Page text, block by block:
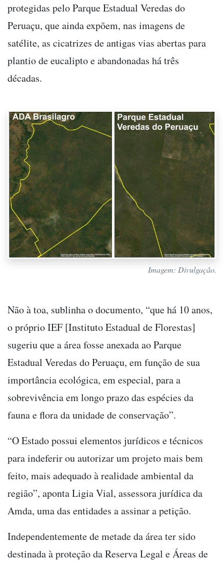
protegidas pelo Parque Estadual Veredas do
Peruaçu, que ainda expõem, nas imagens de
satélite, as cicatrizes de antigas vias abertas para
plantio de eucalipto e abandonadas há três
décadas.
Imagem: Divulgação.
Não à toa, sublinha o documento, “que há 10 anos,
o próprio IEF [Instituto Estadual de Florestas]
sugeriu que a área fosse anexada ao Parque
Estadual Veredas do Peruaçu, em função de sua
importância ecológica, em especial, para a
sobrevivência em longo prazo das espécies da
fauna e flora da unidade de conservação”.
“O Estado possui elementos jurídicos e técnicos
para indeferir ou autorizar um projeto mais bem
feito, mais adequado à realidade ambiental da
região”, aponta Ligia Vial, assessora jurídica da
Amda, uma das entidades a assinar a petição.
Independentemente de metade da área ter sido
destinada à proteção da Reserva Legal e Áreas de